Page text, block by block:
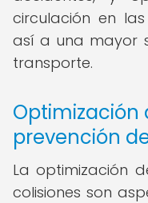
circulación en
así a una mayor
transporte.
Optimización
prevención
La optimización
colisiones son